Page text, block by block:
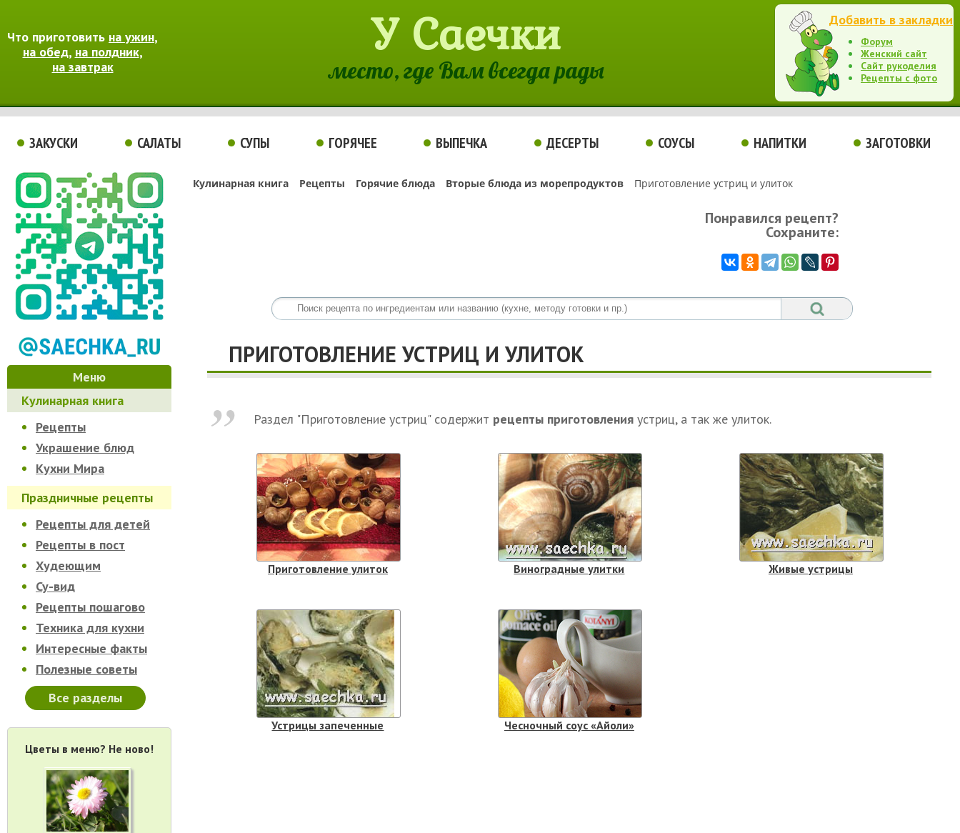
Что приготовить на ужин,
на обед, на полдник,
на завтрак
У Саечки
место, где Вам всегда рады
Добавить в закладки
Форум
Женский сайт
Сайт рукоделия
Рецепты с фото
ЗАКУСКИ САЛАТЫ СУПЫ ГОРЯЧЕЕ ВЫПЕЧКА ДЕСЕРТЫ СОУСЫ НАПИТКИ ЗАГОТОВКИ
Меню
Кулинарная книга
Рецепты
Украшение блюд
Кухни Мира
Праздничные рецепты
Рецепты для детей
Рецепты в пост
Худеющим
Су-вид
Рецепты пошагово
Техника для кухни
Интересные факты
Полезные советы
Все разделы
Цветы в меню? Не ново!
Кулинарная книга Рецепты Горячие блюда Вторые блюда из морепродуктов Приготовление устриц и улиток
Понравился рецепт?
Сохраните:
ПРИГОТОВЛЕНИЕ УСТРИЦ И УЛИТОК
Раздел "Приготовление устриц" содержит рецепты приготовления устриц, а так же улиток.
Приготовление улиток Виноградные улитки Живые устрицы
Устрицы запеченные Чесночный соус «Айоли»